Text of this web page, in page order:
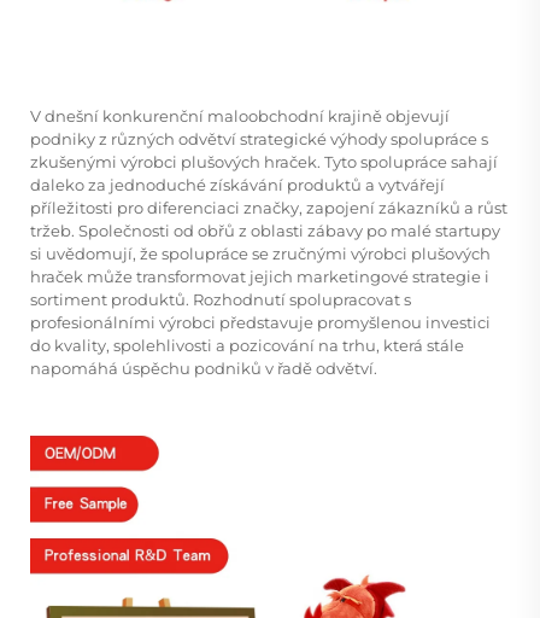
V dnešní konkurenční maloobchodní krajině objevují
podniky z různých odvětví strategické výhody spolupráce s
zkušenými výrobci plušových hraček. Tyto spolupráce sahají
daleko za jednoduché získávání produktů a vytvářejí
příležitosti pro diferenciaci značky, zapojení zákazníků a růst
tržeb. Společnosti od obřů z oblasti zábavy po malé startupy
si uvědomují, že spolupráce se zručnými výrobci plušových
hraček může transformovat jejich marketingové strategie i
sortiment produktů. Rozhodnutí spolupracovat s
profesionálními výrobci představuje promyšlenou investici
do kvality, spolehlivosti a pozicování na trhu, která stále
napomáhá úspěchu podniků v řadě odvětví.